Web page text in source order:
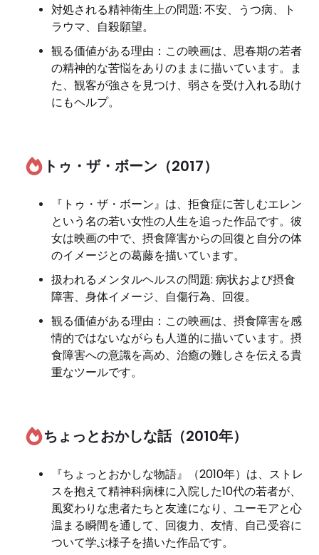
対処される精神衛生上の問題: 不安、うつ病、ト
ラウマ、自殺願望。
観る価値がある理由：この映画は、思春期の若者
の精神的な苦悩をありのままに描いています。ま
た、観客が強さを見つけ、弱さを受け入れる助け
にもヘルプ。
トゥ・ザ・ボーン（2017）
『トゥ・ザ・ボーン』は、拒食症に苦しむエレン
という名の若い女性の人生を追った作品です。彼
女は映画の中で、摂食障害からの回復と自分の体
のイメージとの葛藤を描いています。
扱われるメンタルヘルスの問題: 病状および摂食
障害、身体イメージ、自傷行為、回復。
観る価値がある理由：この映画は、摂食障害を感
情的ではないながらも人道的に描いています。摂
食障害への意識を高め、治癒の難しさを伝える貴
重なツールです。
ちょっとおかしな話（2010年）
『ちょっとおかしな物語』（2010年）は、ストレ
スを抱えて精神科病棟に入院した10代の若者が、
風変わりな患者たちと友達になり、ユーモアと心
温まる瞬間を通して、回復力、友情、自己受容に
ついて学ぶ様子を描いた作品です。